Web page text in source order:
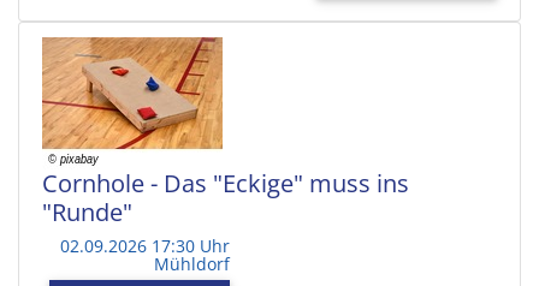
Cornhole - Das "Eckige" muss ins
"Runde"
02.09.2026 17:30 Uhr
Mühldorf